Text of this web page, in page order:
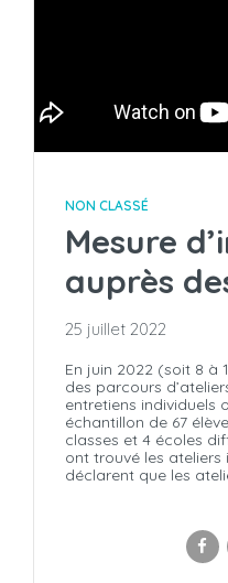
NON CLASSÉ
Mesure
auprès
25 juillet 2022
En juin 2022 (soit 8 à
des parcours
entretiens individuels
échantillon de 67
classes et 4 écoles
ont trouvé les ateliers
déclarent que les